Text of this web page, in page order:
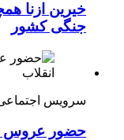
خیرین ازنا
جنگی کشور
سرویس
حضور عروس و